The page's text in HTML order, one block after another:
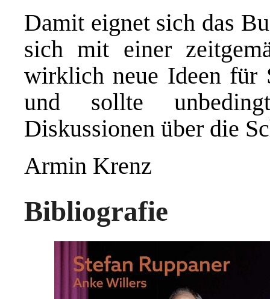
Damit eignet sich das
sich mit einer
wirklich neue Ideen für
und sollte
Diskussionen über die
Armin Krenz
Bibliografie